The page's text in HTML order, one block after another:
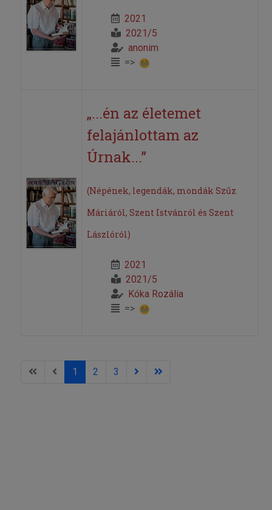
2021
2021/5
anonim
=>
„...én az életemet
felajánlottam az
Úrnak...”
(Népének, legendák, mondák Szűz
Máriáról, Szent Istvánról és Szent
Lászlóról)
2021
2021/5
Kóka Rozália
=>
1 2 3